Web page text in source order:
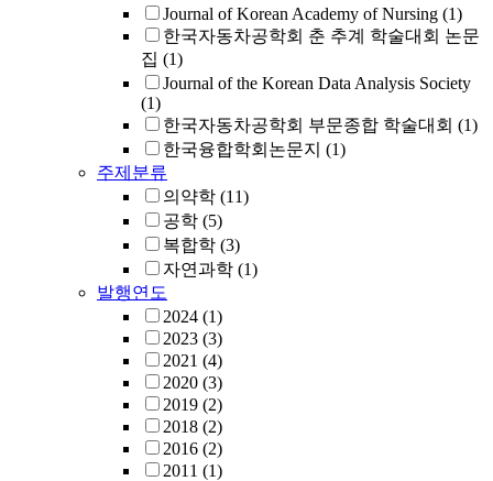
Journal of Korean Academy of Nursing (1)
한국자동차공학회 춘 추계 학술대회 논문
집 (1)
Journal of the Korean Data Analysis Society
(1)
한국자동차공학회 부문종합 학술대회 (1)
한국융합학회논문지 (1)
주제분류
의약학 (11)
공학 (5)
복합학 (3)
자연과학 (1)
발행연도
2024 (1)
2023 (3)
2021 (4)
2020 (3)
2019 (2)
2018 (2)
2016 (2)
2011 (1)